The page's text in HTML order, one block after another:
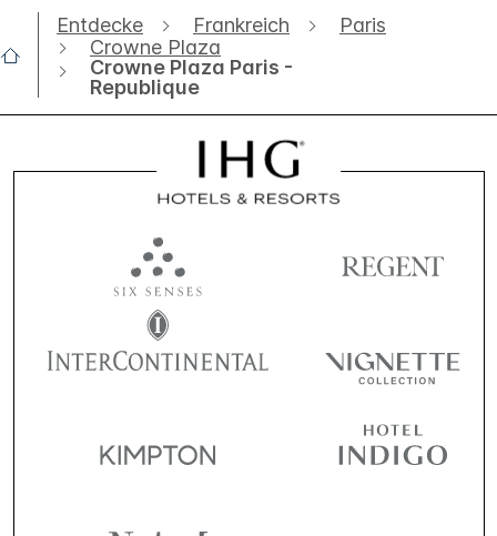
Entdecke Frankreich
Paris
Crowne Plaza
Crowne Plaza Paris -
Republique